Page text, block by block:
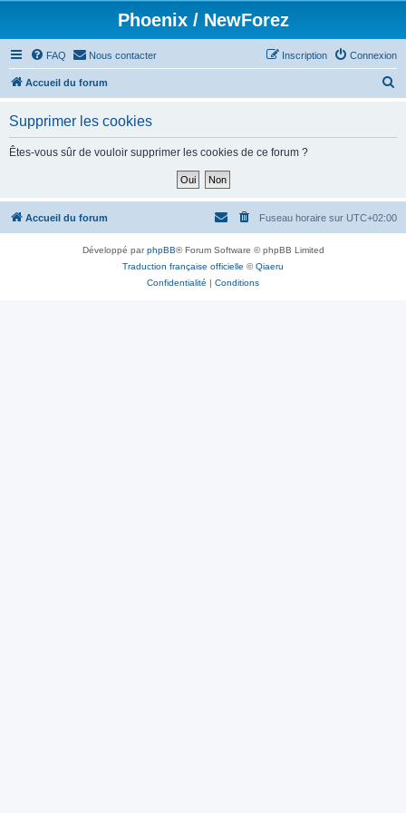
Phoenix / NewForez
FAQ Nous contacter Connexion
Inscription
Accueil du forum
h
Supprimer les cookies
Êtes-vous sûr de vouloir supprimer les cookies de ce forum ?
Accueil du forum Fuseau horaire sur UTC+02:00
Développé parphpBB® Forum Software © phpBB Limited
Traduction française officielle ©Qiaeru
Confidentialité | Conditions